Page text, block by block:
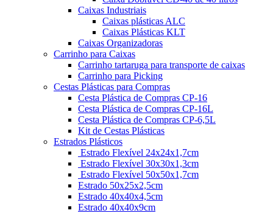
Caixas Industriais
Caixas plásticas ALC
Caixas Plásticas KLT
Caixas Organizadoras
Carrinho para Caixas
Carrinho tartaruga para transporte de caixas
Carrinho para Picking
Cestas Plásticas para Compras
Cesta Plástica de Compras CP-16
Cesta Plástica de Compras CP-16L
Cesta Plástica de Compras CP-6,5L
Kit de Cestas Plásticas
Estrados Plásticos
Estrado Flexível 24x24x1,7cm
Estrado Flexível 30x30x1,3cm
Estrado Flexível 50x50x1,7cm
Estrado 50x25x2,5cm
Estrado 40x40x4,5cm
Estrado 40x40x9cm